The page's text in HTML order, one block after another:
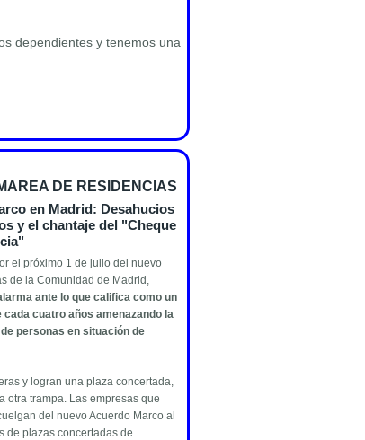
dependientes y tenemos una
DE RESIDENCIAS
en Madrid: Desahucios
y el chantaje del "Cheque
el próximo 1 de julio del nuevo
de la Comunidad de Madrid,
ante lo que califica como un
cuatro años amenazando la
personas en situación de
y logran una plaza concertada,
otra trampa. Las empresas que
del nuevo Acuerdo Marco al
de plazas concertadas de